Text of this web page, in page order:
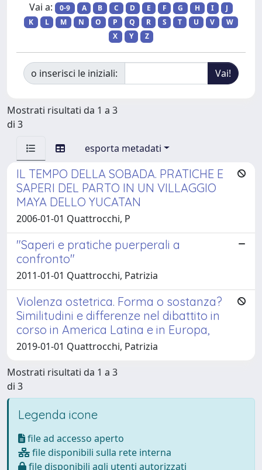
Vai a: 0-9 A B C D E F G H I
J
K
L M N O P Q R S T U V
W
X
Y Z
o inserisci le iniziali:
Mostrati risultati da 1 a 3
di 3
esporta metadati
IL TEMPO DELLA SOBADA. PRATICHE E
SAPERI DEL PARTO IN UN VILLAGGIO
MAYA DELLO YUCATAN
2006-01-01 Quattrocchi, P
"Saperi e pratiche puerperali a
confronto"
2011-01-01 Quattrocchi, Patrizia
Violenza ostetrica. Forma o sostanza?
Similitudini e differenze nel dibattito in
corso in America Latina e in Europa,
2019-01-01 Quattrocchi, Patrizia
Mostrati risultati da 1 a 3
di 3
Legenda icone
file ad accesso aperto
file disponibili sulla rete interna
file disponibili agli utenti autorizzati